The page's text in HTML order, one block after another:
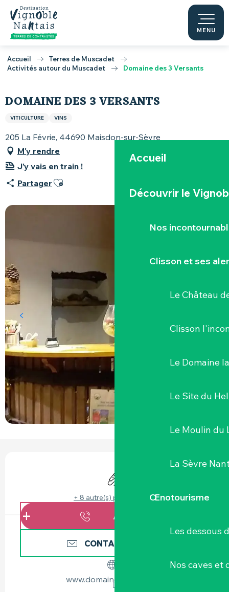
Aller
contenu
principal
MENU
Accueil
Découvrir le
Nos
Clisson et ses
Le Château
Clisson
Le Domaine
Le Site du
Le Moulin du
La Sèvre
Œnotourisme
Les dessous
Nos caves et
Accueil
Terres de Muscadet
Activités autour du Muscadet
Domaine des 3 Versants
DOMAINE DES 3 VERSANTS
VITICULTURE VINS
205 La Févrie, 44690 Maisdon-sur-Sèvre
M'y rendre
J'y vais en train !
Partager Ajouter aux favoris
OUVERTURE ET COORDONNÉES
Animation
+ 8 autre(s) prestation(s)
APPELER
CONTACTEZ-NOUS
www.domaine3versants.fr